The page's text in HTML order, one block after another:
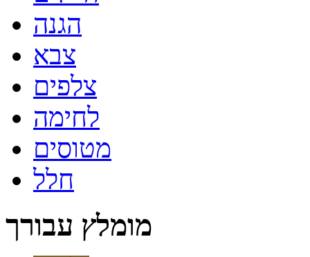
הגנה
צבא
צלפים
לחימה
מטוסים
חלל
מומלץ עבורך